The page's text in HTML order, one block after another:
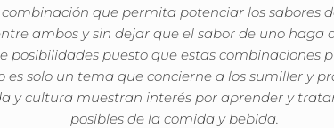
que permita potenciar los sabores
ambos y sin dejar que el sabor de uno haga
posibilidades puesto que estas combinaciones
solo un tema que concierne a los sumiller y
y cultura muestran interés por aprender y
posibles de la comida y bebida.